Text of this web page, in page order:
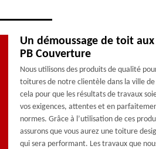
Un démoussage de toit
PB Couverture
Nous utilisons des produits de qualité
toitures de notre clientèle dans la ville de
cela pour que les résultats de travaux
vos exigences, attentes et en
normes. Grâce à l’utilisation de ces
assurons que vous aurez une toiture
qui sera performant. Les travaux que